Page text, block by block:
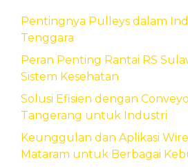
Pentingnya Pulleys dalam
Tenggara
Peran Penting Rantai RS
Sistem Kesehatan
Solusi Efisien dengan
Tangerang untuk Industri
Keunggulan dan Aplikasi
Mataram untuk Berbagai